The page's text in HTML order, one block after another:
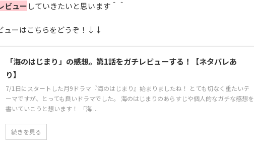
ビューしていきたいと思います＾＾
ューはこちらをどうぞ！↓↓
「海のはじまり」の感想。第1話をガチレビューする！【ネタバレあ
り】
7/1日にスタートした月9ドラマ『海のはじまり』始まりましたね！ とても切なく重たいテ
ーマですが、とっても良いドラマでした。 海のはじまりのあらすじや個人的なガチな感想を
書いていこうと想います！ 「海 ...
続きを見る